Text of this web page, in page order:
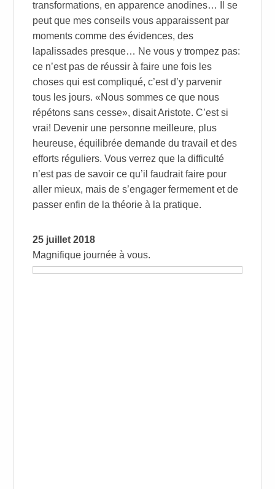
transformations, en apparence anodines… Il se
peut que mes conseils vous apparaissent par
moments comme des évidences, des
lapalissades presque… Ne vous y trompez pas:
ce n’est pas de réussir à faire une fois les
choses qui est compliqué, c’est d’y parvenir
tous les jours. «Nous sommes ce que nous
répétons sans cesse», disait Aristote. C’est si
vrai! Devenir une personne meilleure, plus
heureuse, équilibrée demande du travail et des
efforts réguliers. Vous verrez que la difficulté
n’est pas de savoir ce qu’il faudrait faire pour
aller mieux, mais de s’engager fermement et de
passer enfin de la théorie à la pratique.
25 juillet 2018
Magnifique journée à vous.